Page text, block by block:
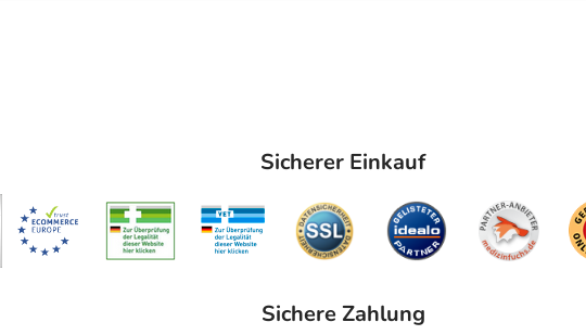
Sicherer Einkauf
Sichere Zahlung